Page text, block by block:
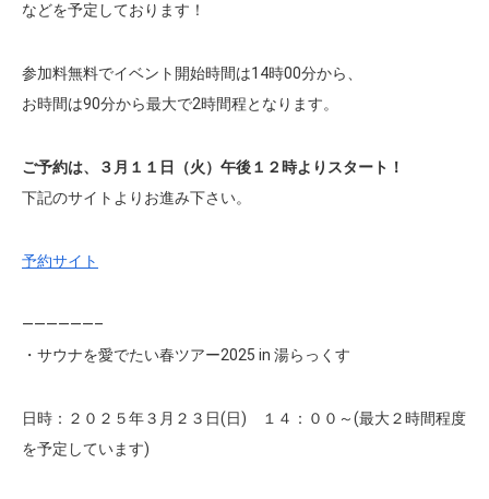
などを予定しております！
参加料無料でイベント開始時間は14時00分から、
お時間は90分から最大で2時間程となります。
ご予約は、３月１１日（火）午後１２時よりスタート！
下記のサイトよりお進み下さい。
予約サイト
——————–
・サウナを愛でたい春ツアー2025 in 湯らっくす
日時：２０２５年３月２３日(日) １４：００～(最大２時間程度
を予定しています)